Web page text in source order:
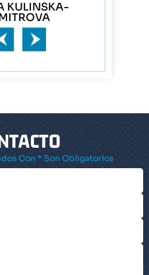
KULINSKA-
Con * Son Obligatorios